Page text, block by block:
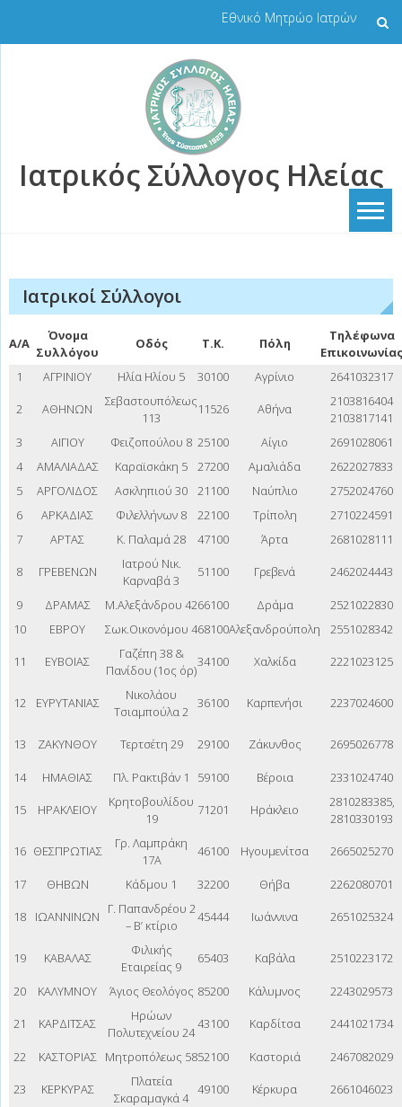
Εθνικό Μητρώο Ιατρών
Ιατρικός Σύλλογος Ηλείας
Ιατρικοί Σύλλογοι
A/A
Όνομα
Συλλόγου
Οδός Τ.Κ. Πόλη
Τηλέφωνα
Επικοινωνίας
1
ΑΓΡΙΝΙΟΥ Ηλία Ηλίου 5 30100 Αγρίνιο
2641032317
2
ΑΘΗΝΩΝ
Σεβαστουπόλεως
113
11526 Αθήνα
2103816404
2103817141
3
ΑΙΓΙΟΥ Φειζοπούλου 8 25100 Αίγιο
2691028061
4
ΑΜΑΛΙΑΔΑΣ Καραϊσκάκη 5 27200 Αμαλιάδα
2622027833
5
ΑΡΓΟΛΙΔΟΣ Ασκληπιού 30 21100 Ναύπλιο
2752024760
6
ΑΡΚΑΔΙΑΣ Φιλελλήνων 8 22100 Τρίπολη
2710224591
7
ΑΡΤΑΣ Κ. Παλαμά 28 47100 Άρτα
2681028111
8
ΓΡΕΒΕΝΩΝ
Ιατρού Νικ.
Καρναβά 3
51100 Γρεβενά 2462024443
9 ΔΡΑΜΑΣ Μ.Αλεξάνδρου 4266100 Δράμα
2521022830
10
ΕΒΡΟΥ Σωκ.Οικονόμου 468100Αλεξανδρούπολη
2551028342
11
ΕΥΒΟΙΑΣ
Γαζέπη 38 &
Πανίδου (1ος όρ)
34100 Χαλκίδα 2221023125
12 ΕΥΡΥΤΑΝΙΑΣ
Νικολάου
Τσιαμπούλα 2
36100 Καρπενήσι 2237024600
13 ΖΑΚΥΝΘΟΥ Τερτσέτη 29 29100 Ζάκυνθος 2695026778
14 ΗΜΑΘΙΑΣ Πλ. Ρακτιβάν 1 59100 Βέροια
2331024740
15
ΗΡΑΚΛΕΙΟΥ
Κρητοβουλίδου
19
71201 Ηράκλειο
2810283385,
2810330193
16 ΘΕΣΠΡΩΤΙΑΣ
Γρ. Λαμπράκη
17Α
46100 Ηγουμενίτσα 2665025270
17 ΘΗΒΩΝ Κάδμου 1 32200 Θήβα
2262080701
18
ΙΩΑΝΝΙΝΩΝ
Γ. Παπανδρέου 2
– Β’ κτίριο
45444 Ιωάννινα 2651025324
19 ΚΑΒΑΛΑΣ
Φιλικής
Εταιρείας 9
65403 Καβάλα 2510223172
20 ΚΑΛΥΜΝΟΥ Άγιος Θεολόγος 85200 Κάλυμνος
2243029573
21
ΚΑΡΔΙΤΣΑΣ
Ηρώων
Πολυτεχνείου 24
43100 Καρδίτσα 2441021734
22 ΚΑΣΤΟΡΙΑΣ Μητροπόλεως 5852100 Καστοριά
2467082029
23
ΚΕΡΚΥΡΑΣ
Πλατεία
Σκαραμαγκά 4
49100 Κέρκυρα 2661046023